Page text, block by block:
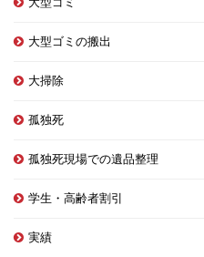
大型ゴミの搬出
大掃除
孤独死
孤独死現場での遺品整理
学生・高齢者割引
実績